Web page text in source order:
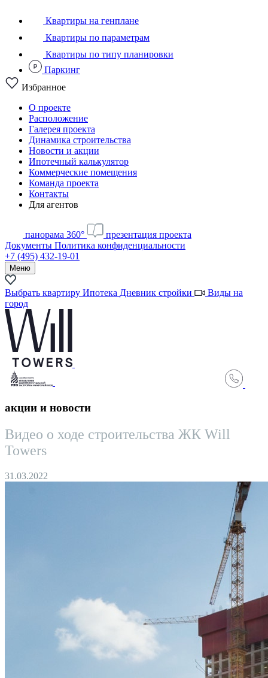
Квартиры на генплане
Квартиры по параметрам
Квартиры по типу планировки
Паркинг
Избранное
О проекте
Расположение
Галерея проекта
Динамика строительства
Новости и акции
Ипотечный калькулятор
Коммерческие помещения
Команда проекта
Контакты
Для агентов
панорама 360°
презентация проекта
Документы Политика конфиденциальности
+7 (495) 432-19-01
Меню
Выбрать квартиру Ипотека Дневник стройки
Виды на
город
акции и новости
Видео о ходе строительства ЖК Will
Towers
31.03.2022